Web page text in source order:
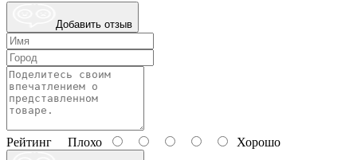
Добавить отзыв
Рейтинг Плохо Хорошо